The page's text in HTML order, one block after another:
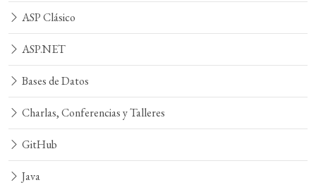
ASP Clásico
ASP.NET
Bases de Datos
Charlas, Conferencias y Talleres
GitHub
Java